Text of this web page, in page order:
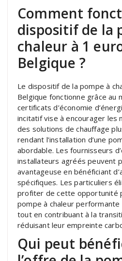
Comment
dispositif de la
chaleur à 1
Belgique ?
Le dispositif de la pompe à
Belgique fonctionne grâce au
certificats d’économie
incitatif vise à encourager les
des solutions de chauffage
rendant l’installation d’une
abordable. Les fournisseurs
installateurs agréés peuvent
avantageuse en bénéficiant
spécifiques. Les particuliers
profiter de cette opportunité
pompe à chaleur performante
tout en contribuant à la
réduisant leur empreinte
Qui peut